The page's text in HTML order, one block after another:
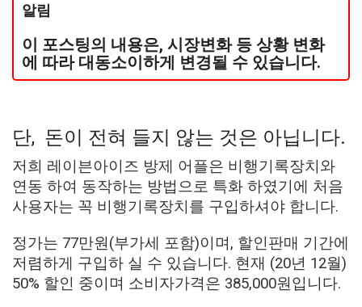
알림
이 포스팅의 내용은, 시장변화 등 상황 변화
에 따라 대동소이하게 변경될 수 있습니다.
단, 돈이 전혀 들지 않는 것은 아닙니다.
저희 레이븐아이즈 방제 어플은 비행기록장치와
연동 하여 동작하는 방법으로 특화 하였기에 처음
사용자는 꼭 비행기록장치를 구입하셔야 합니다.
정가는 77만원(부가세 포함)이며, 할인판매 기간에
저렴하게 구입하 실 수 있습니다. 현재 (20년 12월)
50% 할인 중이며 소비자가격은 385,000원입니다.